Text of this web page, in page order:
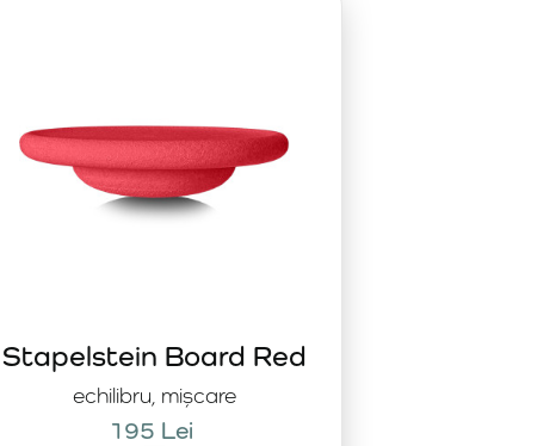
echilibru, mișcare
Stapelstein Board Red
195 Lei